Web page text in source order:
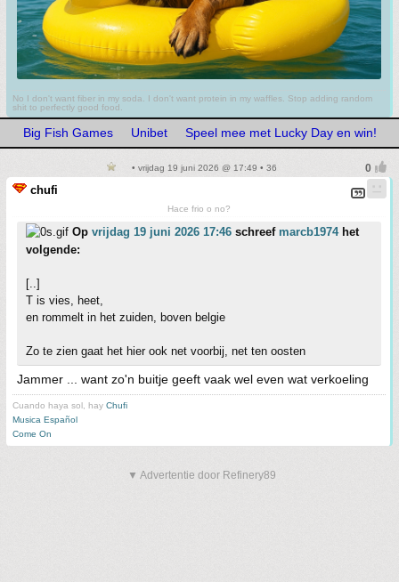
No I don't want fiber in my soda. I don't want protein in my waffles. Stop adding random
shit to perfectly good food.
Big Fish Games Unibet Speel mee met Lucky Day en win!
• vrijdag 19 juni 2026 @ 17:49 • 36
chufi
Hace frio o no?
Op vrijdag 19 juni 2026 17:46 schreef marcb1974het
volgende:
[..]
T is vies, heet,
en rommelt in het zuiden, boven belgie
Zo te zien gaat het hier ook net voorbij, net ten oosten
Jammer ... want zo'n buitje geeft vaak wel even wat verkoeling
Cuando haya sol, hay Chufi
Musica Español
Come On
▼ Advertentie door Refinery89